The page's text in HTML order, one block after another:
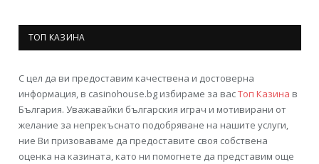
ТОП КАЗИНА
С цел да ви предоставим качествена и достоверна
информация, в casinohouse.bg избираме за васТоп Казина в
България. Уважавайки българския играч и мотивирани от
желание за непрекъснато подобряване на нашите услуги,
ние Ви призоваваме да предоставите своя собствена
оценка на казината, като ни помогнете да представим още